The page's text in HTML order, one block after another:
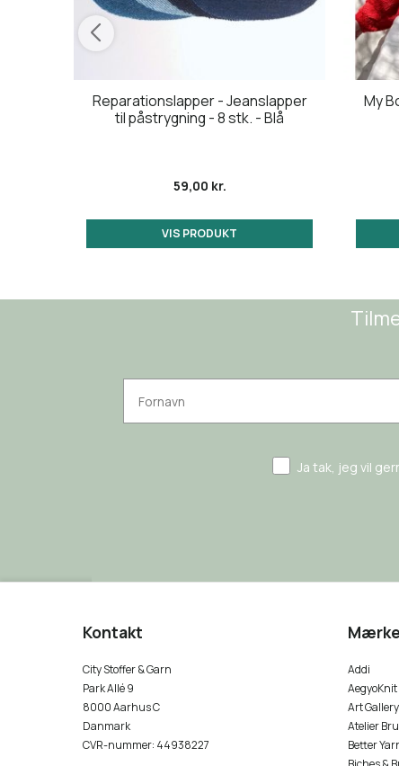
Reparationslapper - Jeanslapper
til påstrygning - 8 stk. - Blå
59,00 kr.
VIS PRODUKT
My
Ja tak, jeg vil
Kontakt
City Stoffer & Garn
Park Allé 9
8000 Aarhus C
Danmark
CVR-nummer: 44938227
Addi
AegyoKnit
Art
Atelier
Better